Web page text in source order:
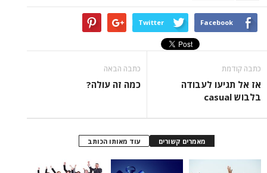
Twitter
לעבודה כמה זה עולה?
עוד מאותו הכותב